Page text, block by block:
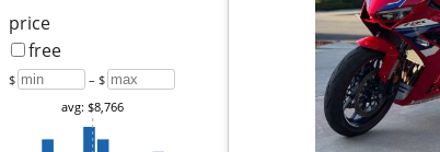
price
free
$ – $
avg: $8,766